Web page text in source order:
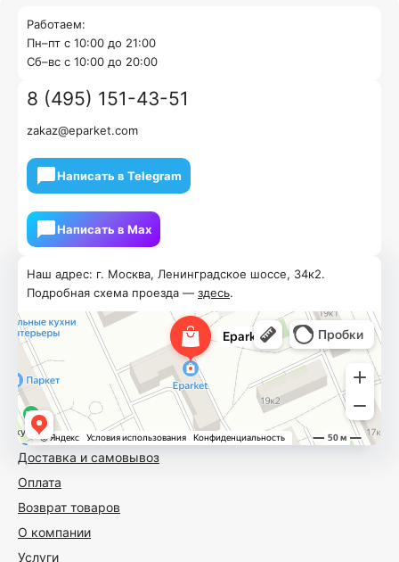
Доставка и самовывоз
Оплата
Возврат товаров
О компании
Услуги
Наш адрес: г. Москва, Ленинградское шоссе, 34к2.
Подробная схема проезда — здесь.
Работаем:
Пн–пт с 10:00 до 21:00
Cб–вс с 10:00 до 20:00
8 (495) 151-43-51
zakaz@eparket.com
Написать в Telegram
Написать в Мах